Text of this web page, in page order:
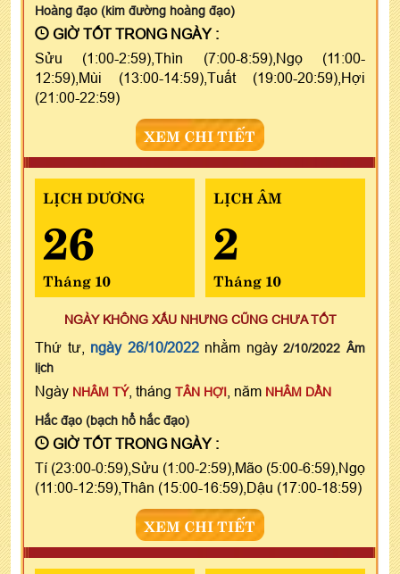
Hoàng đạo (kim đường hoàng đạo)
GIỜ TỐT TRONG NGÀY :
Sửu (1:00-2:59),Thìn (7:00-8:59),Ngọ (11:00-
12:59),Mùi (13:00-14:59),Tuất (19:00-20:59),Hợi
(21:00-22:59)
XEM CHI TIẾT
LỊCH DƯƠNG
26
Tháng 10
LỊCH ÂM
2
Tháng 10
NGÀY KHÔNG XẤU NHƯNG CŨNG CHƯA TỐT
Thứ tư, ngày 26/10/2022nhằm ngày2/10/2022 Âm
lịch
Ngày NHÂM TÝ, tháng TÂN HỢI , năm NHÂM DẦN
Hắc đạo (bạch hổ hắc đạo)
GIỜ TỐT TRONG NGÀY :
Tí (23:00-0:59),Sửu (1:00-2:59),Mão (5:00-6:59),Ngọ
(11:00-12:59),Thân (15:00-16:59),Dậu (17:00-18:59)
XEM CHI TIẾT